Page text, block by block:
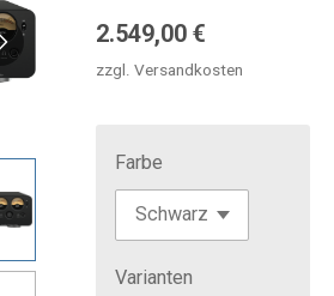
2.549,00 €
zzgl. Versandkosten
Farbe
Varianten